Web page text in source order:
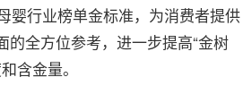
婴行业榜单金标准，为消费者提供
的全方位参考，进一步提高“金树
含金量。